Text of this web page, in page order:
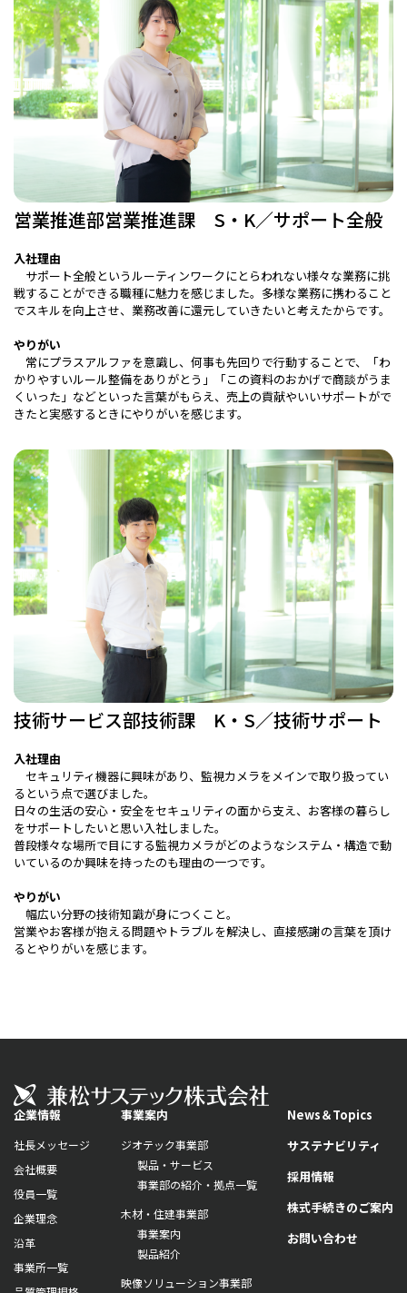
営業推進部営業推進課 S・K／サポート全般
入社理由
サポート全般というルーティンワークにとらわれない様々な業務に挑
戦することができる職種に魅力を感じました。多様な業務に携わること
でスキルを向上させ、業務改善に還元していきたいと考えたからです。
やりがい
常にプラスアルファを意識し、何事も先回りで行動することで、「わ
かりやすいルール整備をありがとう」「この資料のおかげで商談がうま
くいった」などといった言葉がもらえ、売上の貢献やいいサポートがで
きたと実感するときにやりがいを感じます。
技術サービス部技術課 K・S／技術サポート
入社理由
セキュリティ機器に興味があり、監視カメラをメインで取り扱ってい
るという点で選びました。
日々の生活の安心・安全をセキュリティの面から支え、お客様の暮らし
をサポートしたいと思い入社しました。
普段様々な場所で目にする監視カメラがどのようなシステム・構造で動
いているのか興味を持ったのも理由の一つです。
やりがい
幅広い分野の技術知識が身につくこと。
営業やお客様が抱える問題やトラブルを解決し、直接感謝の言葉を頂け
るとやりがいを感じます。
企業情報
社長メッセージ
会社概要
役員一覧
企業理念
沿革
事業所一覧
事業案内
ジオテック事業部
製品・サービス
事業部の紹介・拠点一覧
木材・住建事業部
事業案内
製品紹介
映像ソリューション事業部
News＆Topics
サステナビリティ
採用情報
株式手続きのご案内
お問い合わせ